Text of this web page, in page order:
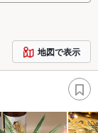
地図で表示